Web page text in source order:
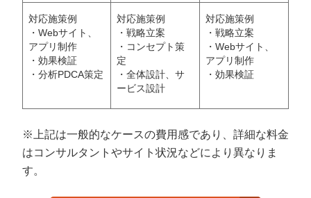
対応施策例
・Webサイト、
アプリ制作
・効果検証
・分析PDCA策定
対応施策例
・戦略立案
・コンセプト策
定
・全体設計、サ
ービス設計
対応施策例
・戦略立案
・Webサイト、
アプリ制作
・効果検証
※上記は一般的なケースの費用感であり、詳細な料金
はコンサルタントやサイト状況などにより異なりま
す。